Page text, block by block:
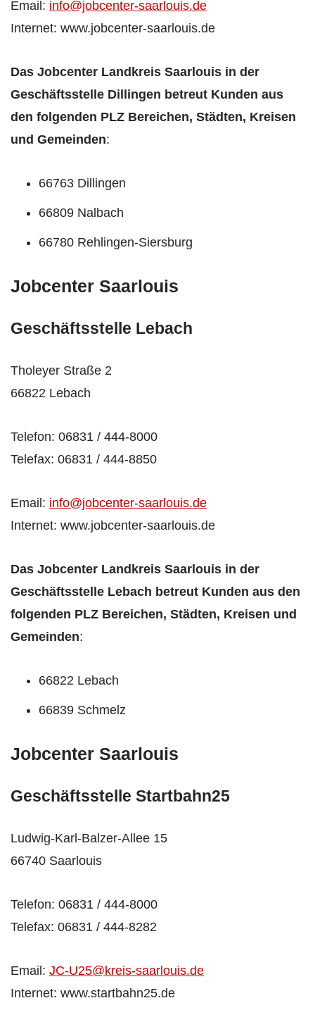
Email: info@jobcenter-saarlouis.de
Internet: www.jobcenter-saarlouis.de
Das Jobcenter Landkreis Saarlouis in der
Geschäftsstelle Dillingen betreut Kunden aus
den folgenden PLZ Bereichen, Städten, Kreisen
und Gemeinden:
66763 Dillingen
66809 Nalbach
66780 Rehlingen-Siersburg
Jobcenter Saarlouis
Geschäftsstelle Lebach
Tholeyer Straße 2
66822 Lebach
Telefon: 06831 / 444-8000
Telefax: 06831 / 444-8850
Email: info@jobcenter-saarlouis.de
Internet: www.jobcenter-saarlouis.de
Das Jobcenter Landkreis Saarlouis in der
Geschäftsstelle Lebach betreut Kunden aus den
folgenden PLZ Bereichen, Städten, Kreisen und
Gemeinden:
66822 Lebach
66839 Schmelz
Jobcenter Saarlouis
Geschäftsstelle Startbahn25
Ludwig-Karl-Balzer-Allee 15
66740 Saarlouis
Telefon: 06831 / 444-8000
Telefax: 06831 / 444-8282
Email: JC-U25@kreis-saarlouis.de
Internet: www.startbahn25.de